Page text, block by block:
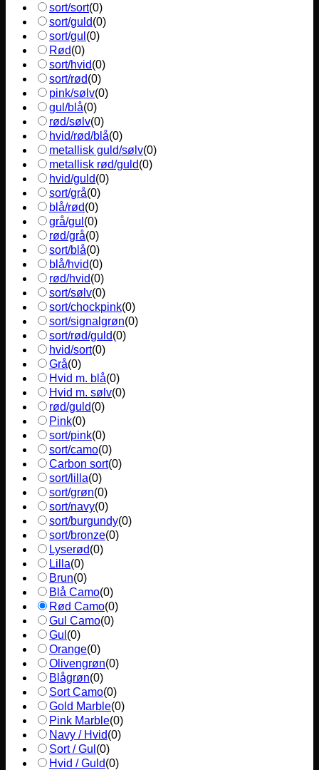
sort/sort(0)
sort/guld(0)
sort/gul (0)
Rød(0)
sort/hvid(0)
sort/rød(0)
pink/sølv(0)
gul/blå(0)
rød/sølv(0)
hvid/rød/blå(0)
metallisk guld/sølv(0)
metallisk rød/guld(0)
hvid/guld(0)
sort/grå(0)
blå/rød(0)
grå/gul (0)
rød/grå(0)
sort/blå(0)
blå/hvid(0)
rød/hvid(0)
sort/sølv(0)
sort/chockpink(0)
sort/signalgrøn(0)
sort/rød/guld(0)
hvid/sort(0)
Grå(0)
Hvid m. blå(0)
Hvid m. sølv(0)
rød/guld(0)
Pink(0)
sort/pink(0)
sort/camo(0)
Carbon sort(0)
sort/lilla(0)
sort/grøn(0)
sort/navy(0)
sort/burgundy(0)
sort/bronze(0)
Lyserød(0)
Lilla(0)
Brun(0)
Blå Camo(0)
Rød Camo(0)
Gul Camo(0)
Gul (0)
Orange(0)
Olivengrøn(0)
Blågrøn(0)
Sort Camo(0)
Gold Marble(0)
Pink Marble(0)
Navy / Hvid(0)
Sort / Gul (0)
Hvid / Guld(0)